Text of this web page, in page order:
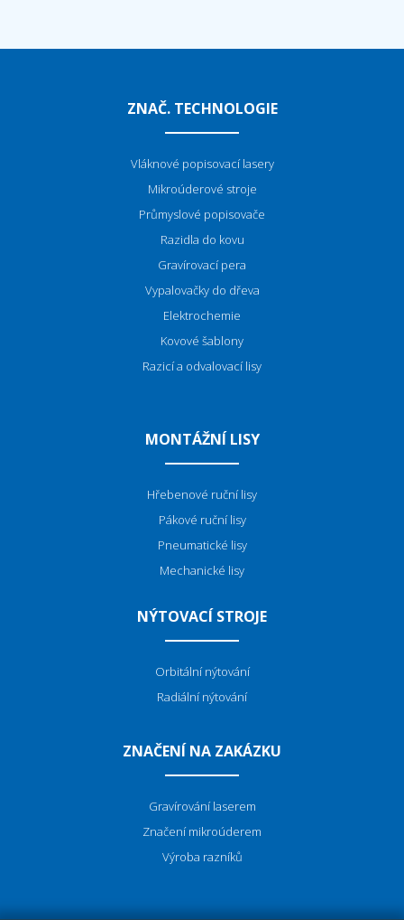
ZNAČ. TECHNOLOGIE
Vláknové popisovací lasery
Mikroúderové stroje
Průmyslové popisovače
Razidla do kovu
Gravírovací pera
Vypalovačky do dřeva
Elektrochemie
Kovové šablony
Razicí a odvalovací lisy
MONTÁŽNÍ LISY
Hřebenové ruční lisy
Pákové ruční lisy
Pneumatické lisy
Mechanické lisy
NÝTOVACÍ STROJE
Orbitální nýtování
Radiální nýtování
ZNAČENÍ NA ZAKÁZKU
Gravírování laserem
Značení mikroúderem
Výroba razníků